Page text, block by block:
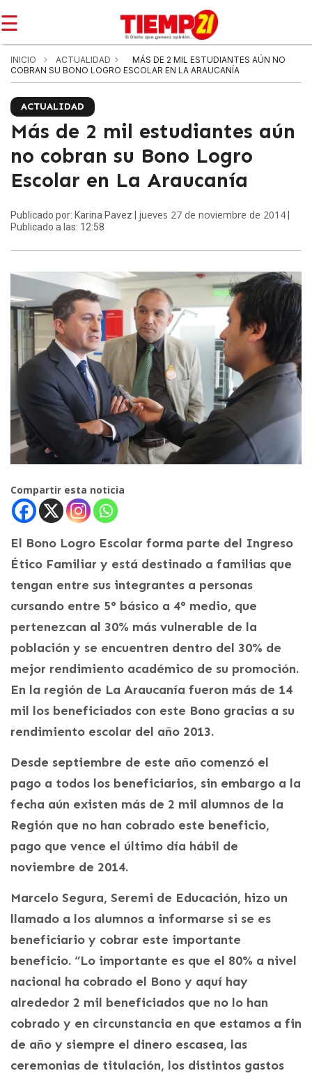
☰
INICIO ACTUALIDAD
MÁS DE 2 MIL ESTUDIANTES AÚN NO
COBRAN SU BONO LOGRO ESCOLAR EN LA ARAUCANÍA
ACTUALIDAD
Más de 2 mil estudiantes aún
no cobran su Bono Logro
Escolar en La Araucanía
Publicado por: Karina Pavez | jueves 27 de noviembre de 2014
Publicado a las: 12:58
Compartir esta noticia
El Bono Logro Escolar forma parte del Ingreso
Ético Familiar y está destinado a familias que
tengan entre sus integrantes a personas
cursando entre 5° básico a 4° medio, que
pertenezcan al 30% más vulnerable de la
población y se encuentren dentro del 30% de
mejor rendimiento académico de su promoción.
En la región de La Araucanía fueron más de 14
mil los beneficiados con este Bono gracias a su
rendimiento escolar del año 2013.
Desde septiembre de este año comenzó el
pago a todos los beneficiarios, sin embargo a la
fecha aún existen más de 2 mil alumnos de la
Región que no han cobrado este beneficio,
pago que vence el último día hábil de
noviembre de 2014.
Marcelo Segura, Seremi de Educación, hizo un
llamado a los alumnos a informarse si se es
beneficiario y cobrar este importante
beneficio. “Lo importante es que el 80% a nivel
nacional ha cobrado el Bono y aquí hay
alrededor 2 mil beneficiados que no lo han
cobrado y en circunstancia en que estamos a fin
de año y siempre el dinero escasea, las
ceremonias de titulación, los distintos gastos